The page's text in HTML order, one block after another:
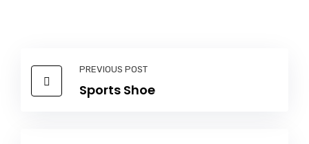
PREVIOUS POST
Sports Shoe